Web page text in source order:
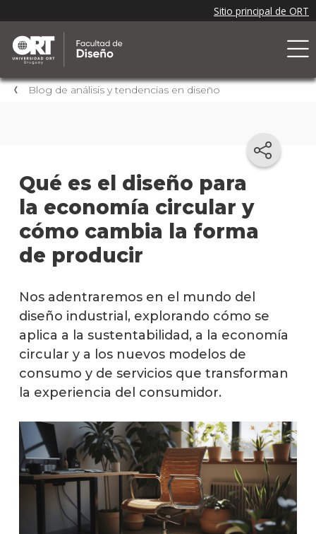
Blog de análisis y tendencias en diseño
Qué es el diseño para
la economía circular y
cómo cambia la forma
de producir
Nos adentraremos en el mundo del
diseño industrial, explorando cómo se
aplica a la sustentabilidad, a la economía
circular y a los nuevos modelos de
consumo y de servicios que transforman
la experiencia del consumidor.